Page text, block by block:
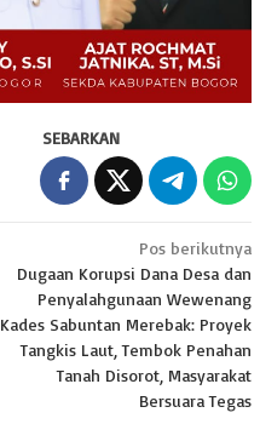
SEBARKAN
Pos berikutnya
Dugaan Korupsi Dana Desa dan
Penyalahgunaan Wewenang
Kades Sabuntan Merebak: Proyek
Tangkis Laut, Tembok Penahan
Tanah Disorot, Masyarakat
Bersuara Tegas